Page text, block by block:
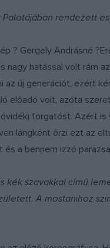
rendezett
? Gergely Andrásné
nagy hatással volt rám
új generációt, ezért
előadó volt, azóta
forgatóst. Azért
lángként őrzi ezt az
a bennem izzó
kék szavakkal című
A mostanihoz